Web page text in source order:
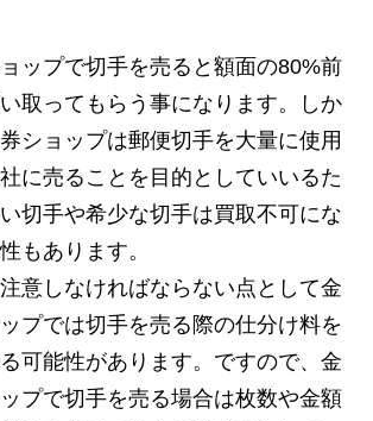
ップで切手を売ると額面の80%前
取ってもらう事になります。しか
ショップは郵便切手を大量に使用
に売ることを目的としていいるた
切手や希少な切手は買取不可にな
もあります。
意しなければならない点として金
プでは切手を売る際の仕分け料を
可能性があります。ですので、金
プで切手を売る場合は枚数や金額